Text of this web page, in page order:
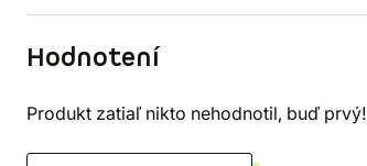
Hodnotení
Produkt zatiaľ nikto nehodnotil, buď prvý!